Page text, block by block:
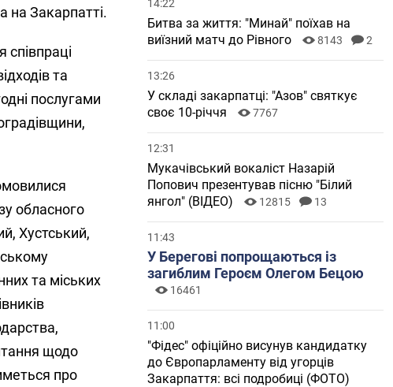
на Закарпатті.
та
послугами
обласного
Хустський,
та міських
щодо
про
14:22
Битва за життя: "Минай" поїхав на
виїзний матч до Рівного
8143 2
13:26
У складі закарпатці: "Азов" святкує
своє 10-річчя
7767
12:31
Мукачівський вокаліст Назарій
Попович презентував пісню "Білий
янгол" (ВІДЕО)
12815 13
11:43
У Берегові попрощаються із
загиблим Героєм Олегом Бецою
16461
11:00
"Фідес" офіційно висунув кандидатку
до Європарламенту від угорців
Закарпаття: всі подробиці (ФОТО)